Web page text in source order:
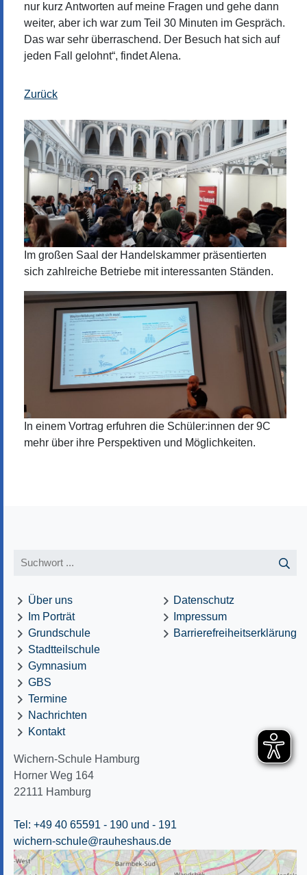
nur kurz Antworten auf meine Fragen und gehe dann
weiter, aber ich war zum Teil 30 Minuten im Gespräch.
Das war sehr überraschend. Der Besuch hat sich auf
jeden Fall gelohnt“, findet Alena.
Zurück
Im großen Saal der Handelskammer präsentierten
sich zahlreiche Betriebe mit interessanten Ständen.
In einem Vortrag erfuhren die Schüler:innen der 9C
mehr über ihre Perspektiven und Möglichkeiten.
Über uns
Im Porträt
Grundschule
Stadtteilschule
Gymnasium
GBS
Termine
Nachrichten
Kontakt
Datenschutz
Impressum
Barrierefreiheitserklärung
Wichern-Schule Hamburg
Horner Weg 164
22111 Hamburg
Tel: +49 40 65591 - 190 und - 191
wichern-schule@rauheshaus.de